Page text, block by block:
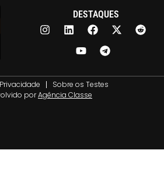
DESTAQUES
Sobre os Testes
porAgência Classe